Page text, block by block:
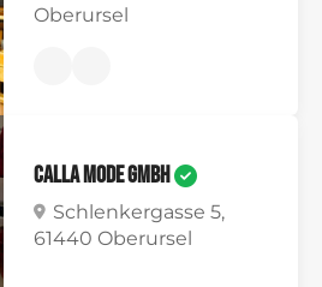
Oberursel
Calla Mode GmbH
Schlenkergasse 5,
61440 Oberursel